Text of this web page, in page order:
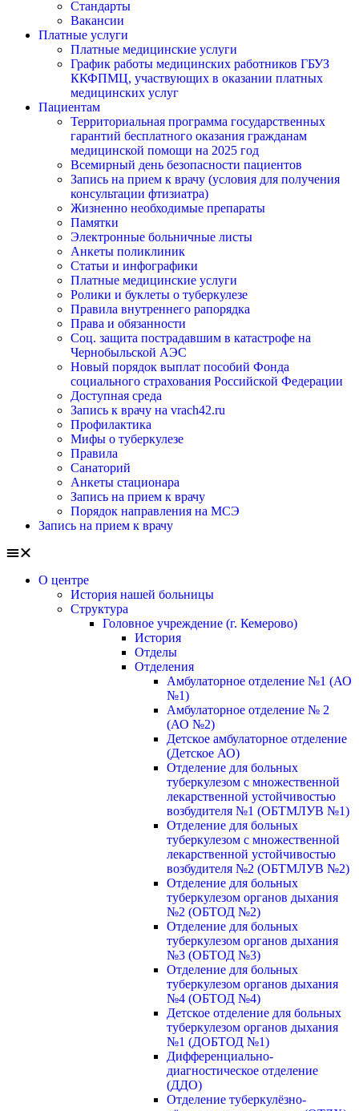
Стандарты
Вакансии
Платные услуги
Платные медицинские услуги
График работы медицинских работников ГБУЗ
ККФПМЦ, участвующих в оказании платных
медицинских услуг
Пациентам
Территориальная программа государственных
гарантий бесплатного оказания гражданам
медицинской помощи на 2025 год
Всемирный день безопасности пациентов
Запись на прием к врачу (условия для получения
консультации фтизиатра)
Жизненно необходимые препараты
Памятки
Электронные больничные листы
Анкеты поликлиник
Статьи и инфографики
Платные медицинские услуги
Ролики и буклеты о туберкулезе
Правила внутреннего рапорядка
Права и обязанности
Соц. защита пострадавшим в катастрофе на
Чернобыльской АЭС
Новый порядок выплат пособий Фонда
социального страхования Российской Федерации
Доступная среда
Запись к врачу на vrach42.ru
Профилактика
Мифы о туберкулезе
Правила
Санаторий
Анкеты стационара
Запись на прием к врачу
Порядок направления на МСЭ
Запись на прием к врачу
О центре
История нашей больницы
Структура
Головное учреждение (г. Кемерово)
История
Отделы
Отделения
Амбулаторное отделение №1 (АО
№1)
Амбулаторное отделение № 2
(АО №2)
Детское амбулаторное отделение
(Детское АО)
Отделение для больных
туберкулезом с множественной
лекарственной устойчивостью
возбудителя №1 (ОБТМЛУВ №1)
Отделение для больных
туберкулезом с множественной
лекарственной устойчивостью
возбудителя №2 (ОБТМЛУВ №2)
Отделение для больных
туберкулезом органов дыхания
№2 (ОБТОД №2)
Отделение для больных
туберкулезом органов дыхания
№3 (ОБТОД №3)
Отделение для больных
туберкулезом органов дыхания
№4 (ОБТОД №4)
Детское отделение для больных
туберкулезом органов дыхания
№1 (ДОБТОД №1)
Дифференциально-
диагностическое отделение
(ДДО)
Отделение туберкулёзно-